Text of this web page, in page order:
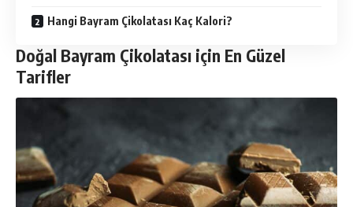
Hangi Bayram Çikolatası Kaç Kalori?
Doğal Bayram Çikolatası için En Güzel
Tarifler